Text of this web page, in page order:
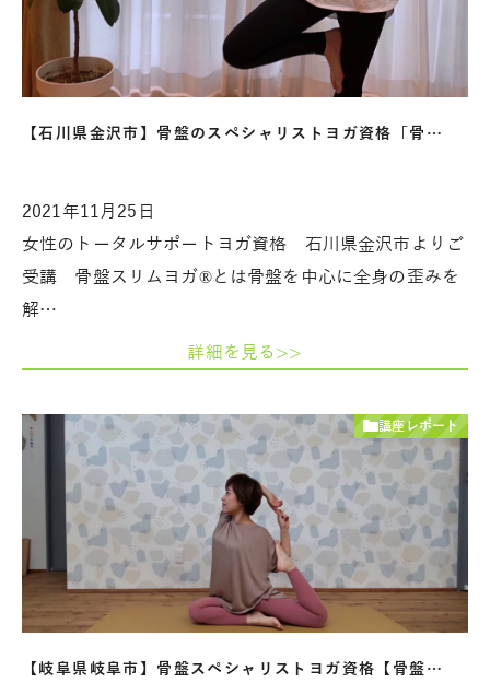
【石川県金沢市】骨盤のスペシャリストヨガ資格「骨…
2021年11月25日
女性のトータルサポートヨガ資格 石川県金沢市よりご
受講 骨盤スリムヨガ®とは骨盤を中心に全身の歪みを
解…
詳細を見る>>
講座レポート
【岐阜県岐阜市】骨盤スペシャリストヨガ資格【骨盤…